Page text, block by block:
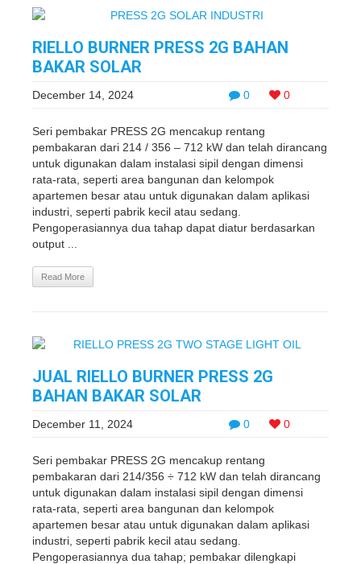
RIELLO BURNER PRESS 2G BAHAN
BAKAR SOLAR
0 0
December 14, 2024
Seri pembakar PRESS 2G mencakup rentang
pembakaran dari 214 / 356 – 712 kW dan telah dirancang
untuk digunakan dalam instalasi sipil dengan dimensi
rata-rata, seperti area bangunan dan kelompok
apartemen besar atau untuk digunakan dalam aplikasi
industri, seperti pabrik kecil atau sedang.
Pengoperasiannya dua tahap dapat diatur berdasarkan
output ...
Read More
JUAL RIELLO BURNER PRESS 2G
BAHAN BAKAR SOLAR
0 0
December 11, 2024
Seri pembakar PRESS 2G mencakup rentang
pembakaran dari 214/356 ÷ 712 kW dan telah dirancang
untuk digunakan dalam instalasi sipil dengan dimensi
rata-rata, seperti area bangunan dan kelompok
apartemen besar atau untuk digunakan dalam aplikasi
industri, seperti pabrik kecil atau sedang.
Pengoperasiannya dua tahap; pembakar dilengkapi